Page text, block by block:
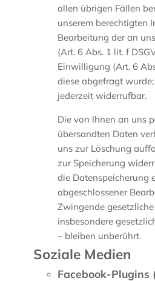
allen übrigen Fällen
unserem berechtigten
Bearbeitung der an
(Art. 6 Abs. 1 lit. f
Einwilligung (Art. 6
diese abgefragt
jederzeit widerrufbar.
Die von Ihnen an uns
übersandten Daten
uns zur Löschung
zur Speicherung
die Datenspeicherung
abgeschlossener
Zwingende
insbesondere
– bleiben unberührt.
Soziale Medien
Facebook-Plugins